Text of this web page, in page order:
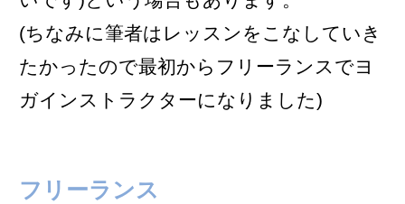
(ちなみに筆者はレッスンをこなしていき
たかったので最初からフリーランスでヨ
ガインストラクターになりました)
フリーランス